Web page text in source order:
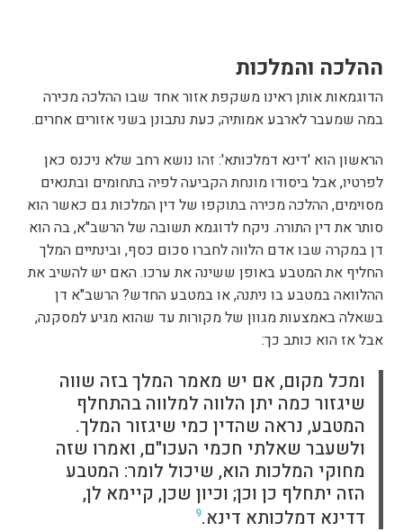
ההלכה והמלכות
הדוגמאות אותן ראינו משקפת אזור אחד שבו ההלכה מכירה
במה שמעבר לארבע אמותיה; כעת נתבונן בשני אזורים אחרים.
הראשון הוא 'דינא דמלכותא': זהו נושא רחב שלא ניכנס כאן
לפרטיו, אבל ביסודו מונחת הקביעה לפיה בתחומים ובתנאים
מסוימים, ההלכה מכירה בתוקפו של דין המלכות גם כאשר הוא
סותר את דין התורה. ניקח לדוגמא תשובה של הרשב"א, בה הוא
דן במקרה שבו אדם הלווה לחברו סכום כסף, ובינתיים המלך
החליף את המטבע באופן ששינה את ערכו. האם יש להשיב את
ההלוואה במטבע בו ניתנה, או במטבע החדש? הרשב"א דן
בשאלה באמצעות מגוון של מקורות עד שהוא מגיע למסקנה,
אבל אז הוא כותב כך:
ומכל מקום, אם יש מאמר המלך בזה שווה
שיגזור כמה יתן הלווה למלווה בהתחלף
המטבע, נראה שהדין כמי שיגזור המלך.
ולשעבר שאלתי חכמי העכו"ם, ואמרו שזה
מחוקי המלכות הוא, שיכול לומר: המטבע
הזה יתחלף כן וכן; וכיון שכן, קיימא לן,
דדינא דמלכותא דינא.9